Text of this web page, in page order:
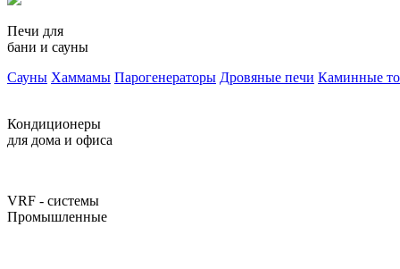
Печи для
бани и сауны
Сауны Хаммамы Парогенераторы Дровяные печи Каминные
Кондиционеры
для дома и офиса
VRF - системы
Промышленные